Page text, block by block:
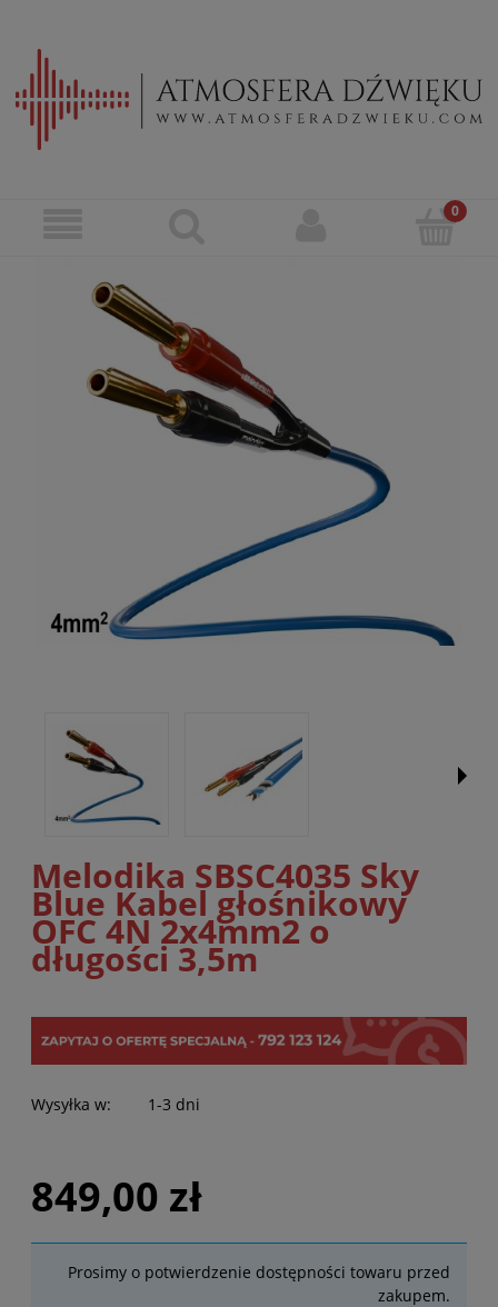
Melodika SBSC4035 Sky
Blue Kabel głośnikowy
OFC 4N 2x4mm2 o
długości 3,5m
Wysyłka w: 1-3 dni
849,00 zł
Prosimy o potwierdzenie dostępności towaru przed
zakupem.